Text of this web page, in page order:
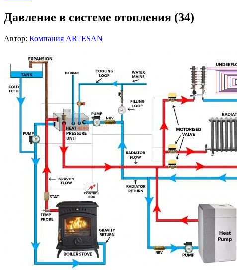
Давление в системе отопления (34)
Автор: Компания ARTESAN